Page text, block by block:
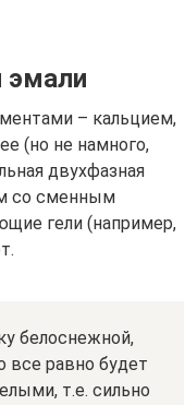
эмали
– кальцием,
(но не намного,
двухфазная
со сменным
гели (например,
белоснежной,
все равно будет
т.е. сильно